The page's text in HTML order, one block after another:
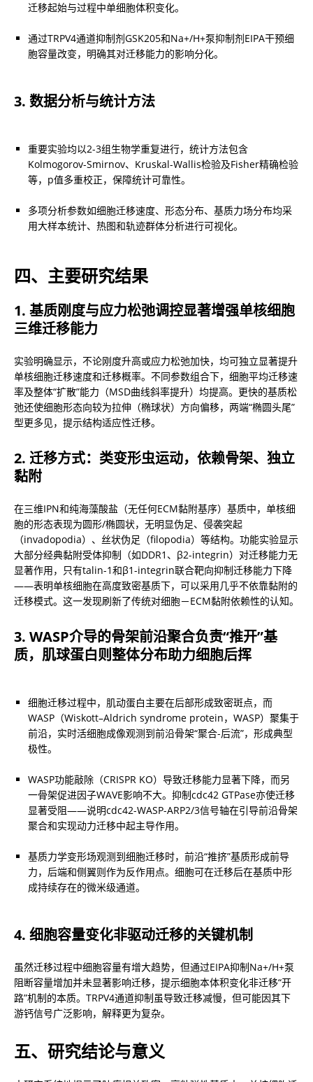
迁移起始与过程中单细胞体积变化。
通过TRPV4通道抑制剂GSK205和Na+/H+泵抑制剂EIPA干预细
胞容量改变，明确其对迁移能力的影响分化。
3. 数据分析与统计方法
重要实验均以2-3组生物学重复进行，统计方法包含
Kolmogorov-Smirnov、Kruskal-Wallis检验及Fisher精确检验
等，p值多重校正，保障统计可靠性。
多项分析参数如细胞迁移速度、形态分布、基质力场分布均采
用大样本统计、热图和轨迹群体分析进行可视化。
四、主要研究结果
1. 基质刚度与应力松弛调控显著增强单核细胞
三维迁移能力
实验明确显示，不论刚度升高或应力松弛加快，均可独立显著提升
单核细胞迁移速度和迁移概率。不同参数组合下，细胞平均迁移速
率及整体“扩散”能力（MSD曲线斜率提升）均提高。更快的基质松
弛还使细胞形态向较为拉伸（椭球状）方向偏移，两端“椭圆头尾”
型更多见，提示结构适应性迁移。
2. 迁移方式：类变形虫运动，依赖骨架、独立
黏附
在三维IPN和纯海藻酸盐（无任何ECM黏附基序）基质中，单核细
胞的形态表现为圆形/椭圆状，无明显伪足、侵袭突起
（invadopodia）、丝状伪足（filopodia）等结构。功能实验显示
大部分经典黏附受体抑制（如DDR1、β2-integrin）对迁移能力无
显著作用，只有talin-1和β1-integrin联合靶向抑制迁移能力下降
——表明单核细胞在高度致密基质下，可以采用几乎不依靠黏附的
迁移模式。这一发现刷新了传统对细胞－ECM黏附依赖性的认知。
3. WASP介导的骨架前沿聚合负责“推开”基
质，肌球蛋白则整体分布助力细胞后挥
细胞迁移过程中，肌动蛋白主要在后部形成致密斑点，而
WASP（Wiskott–Aldrich syndrome protein，WASP）聚集于
前沿，实时活细胞成像观测到前沿骨架“聚合-后流”，形成典型
极性。
WASP功能敲除（CRISPR KO）导致迁移能力显著下降，而另
一骨架促进因子WAVE影响不大。抑制cdc42 GTPase亦使迁移
显著受阻——说明cdc42-WASP-ARP2/3信号轴在引导前沿骨架
聚合和实现动力迁移中起主导作用。
基质力学变形场观测到细胞迁移时，前沿“推挤”基质形成前导
力，后端和侧翼则作为反作用点。细胞可在迁移后在基质中形
成持续存在的微米级通道。
4. 细胞容量变化非驱动迁移的关键机制
虽然迁移过程中细胞容量有增大趋势，但通过EIPA抑制Na+/H+泵
阻断容量增加并未显著影响迁移，提示细胞本体积变化非迁移“开
路”机制的本质。TRPV4通道抑制虽导致迁移减慢，但可能因其下
游钙信号广泛影响，解释更为复杂。
五、研究结论与意义